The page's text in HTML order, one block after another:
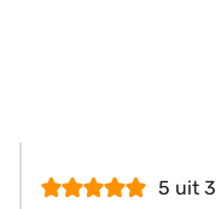
5 uit3